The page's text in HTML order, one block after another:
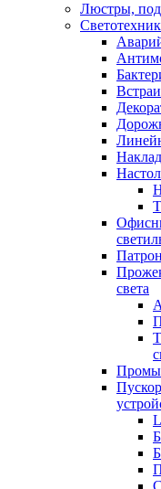
Люстры,
света